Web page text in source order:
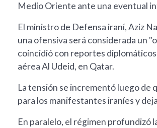
Medio Oriente ante una eventual
El ministro de Defensa iraní, Aziz
una ofensiva será considerada un
coincidió con reportes
aérea Al Udeid, en Qatar.
La tensión se incrementó luego de
para los manifestantes iraníes y
En paralelo, el régimen profundizó